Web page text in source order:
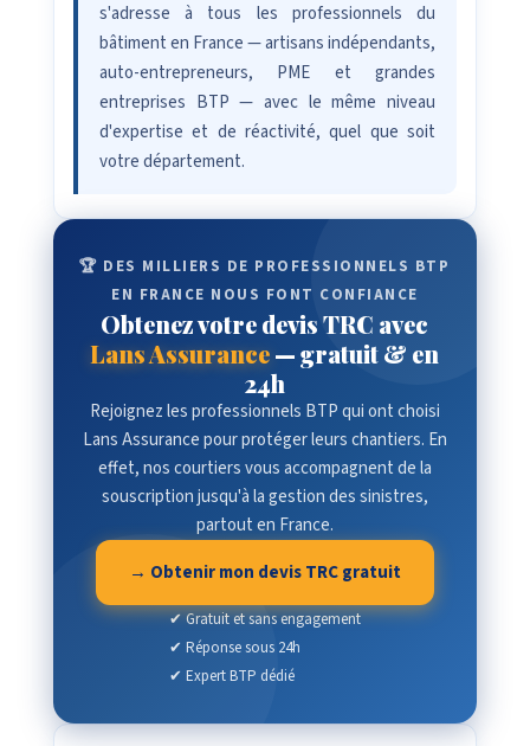
s'adresse à tous les professionnels du
bâtiment en France — artisans indépendants,
auto-entrepreneurs, PME et grandes
entreprises BTP — avec le même niveau
d'expertise et de réactivité, quel que soit
votre département.
🏆 DES MILLIERS DE PROFESSIONNELS BTP
EN FRANCE NOUS FONT CONFIANCE
Obtenez votre devis TRC avec
Lans Assurance— gratuit & en
24h
Rejoignez les professionnels BTP qui ont choisi
Lans Assurance pour protéger leurs chantiers. En
effet, nos courtiers vous accompagnent de la
souscription jusqu'à la gestion des sinistres,
partout en France.
→ Obtenir mon devis TRC gratuit
✔ Gratuit et sans engagement
✔ Réponse sous 24h
✔ Expert BTP dédié